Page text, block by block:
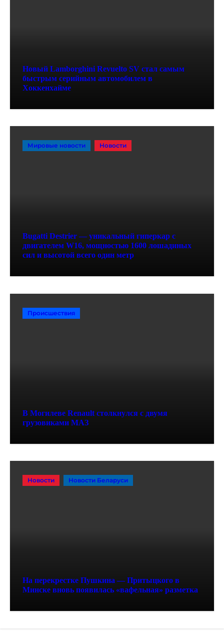
Новый Lamborghini Revuelto SV стал самым
быстрым серийным автомобилем в
Хоккенхайме
Мировые новости Новости
Bugatti Destrier — уникальный гиперкар с
двигателем W16, мощностью 1600 лошадиных
сил и высотой всего один метр
Происшествия
В Могилеве Renault столкнулся с двумя
грузовиками МАЗ
Новости Новости Беларуси
На перекрестке Пушкина — Притыцкого в
Минске вновь появилась «вафельная» разметка